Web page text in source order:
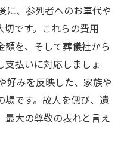
に、参列者へのお車代や
です。これらの費用
額を、そして葬儀社から
払いに対応しましょ
好みを反映した、家族や
です。故人を偲び、遺
最大の尊敬の表れと言え